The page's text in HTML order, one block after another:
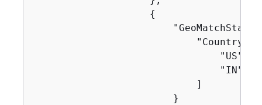
{
                                "US",
                                "IN"
                            ]
                        }